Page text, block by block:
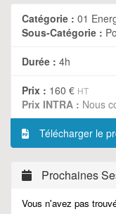
Catégorie : 01
Sous-Catégorie :
Durée : 4h
Prix : 160 € HT
Prix INTRA : Nous
Télécharger le
Prochaines
Vous n'avez pas